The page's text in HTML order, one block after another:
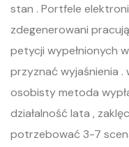
stan . Portfele
zdegenerowani
petycji wypełnionych
przyznać wyjaśnienia
osobisty metoda
działalność lata ,
potrzebować 3-7